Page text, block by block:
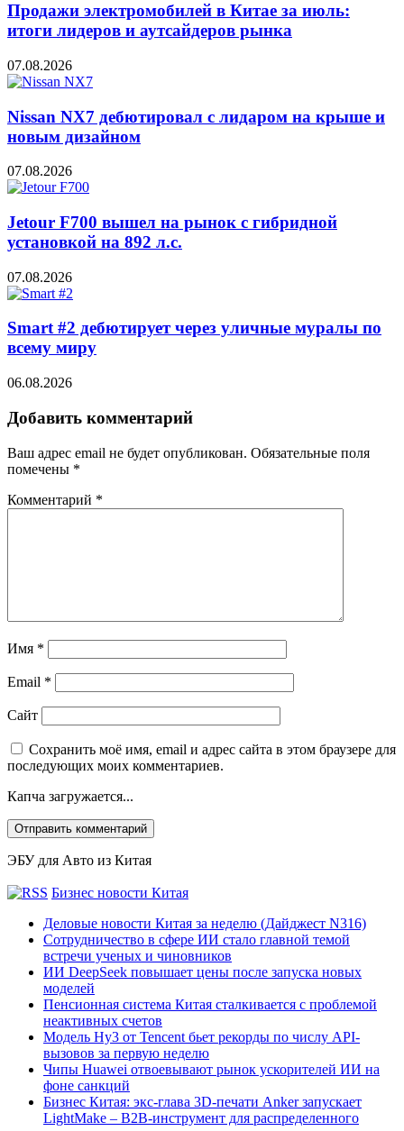
Продажи электромобилей в Китае за июль:
итоги лидеров и аутсайдеров рынка
07.08.2026
Nissan NX7 дебютировал с лидаром на крыше и
новым дизайном
07.08.2026
Jetour F700 вышел на рынок с гибридной
установкой на 892 л.с.
07.08.2026
Smart #2 дебютирует через уличные муралы по
всему миру
06.08.2026
Добавить комментарий
Ваш адрес email не будет опубликован. Обязательные поля
помечены *
Комментарий *
Имя *
Email *
Сайт
Сохранить моё имя, email и адрес сайта в этом браузере для
последующих моих комментариев.
Капча загружается...
ЭБУ для Авто из Китая
Бизнес новости Китая
Деловые новости Китая за неделю (Дайджест N316)
Сотрудничество в сфере ИИ стало главной темой
встречи ученых и чиновников
ИИ DeepSeek повышает цены после запуска новых
моделей
Пенсионная система Китая сталкивается с проблемой
неактивных счетов
Модель Hy3 от Tencent бьет рекорды по числу API-
вызовов за первую неделю
Чипы Huawei отвоевывают рынок ускорителей ИИ на
фоне санкций
Бизнес Китая: экс-глава 3D-печати Anker запускает
LightMake – B2B-инструмент для распределенного